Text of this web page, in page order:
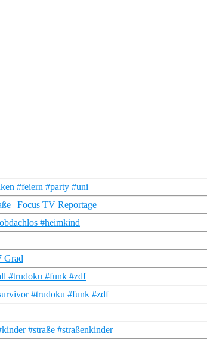
#feiern #party #uni
| Focus TV Reportage
#heimkind
Grad
#trudoku #funk #zdf
#trudoku #funk #zdf
#straße #straßenkinder